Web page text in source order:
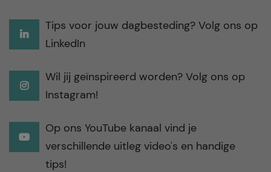
Tips voor jouw dagbesteding? Volg ons op
LinkedIn
Wil jij geïnspireerd worden? Volg ons op
Instagram!
Op ons YouTube kanaal vind je
verschillende uitleg video's en handige
tips!